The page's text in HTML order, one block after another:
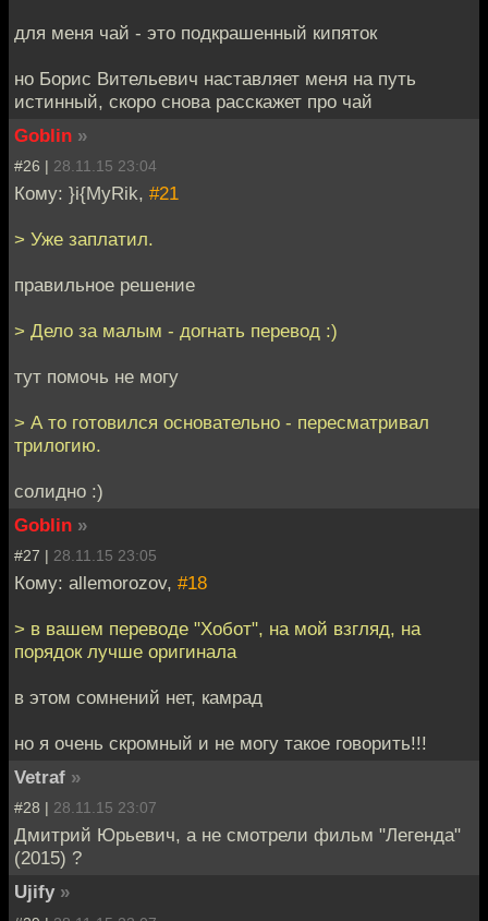
для меня чай - это подкрашенный кипяток
но Борис Вительевич наставляет меня на путь
истинный, скоро снова расскажет про чай
Goblin »
#26 | 28.11.15 23:04
Кому: }i{MyRik, #21
> Уже заплатил.
правильное решение
> Дело за малым - догнать перевод :)
тут помочь не могу
> А то готовился основательно - пересматривал
трилогию.
солидно :)
Goblin »
#27 | 28.11.15 23:05
Кому: allemorozov, #18
> в вашем переводе "Хобот", на мой взгляд, на
порядок лучше оригинала
в этом сомнений нет, камрад
но я очень скромный и не могу такое говорить!!!
Vetraf »
#28 | 28.11.15 23:07
Дмитрий Юрьевич, а не смотрели фильм "Легенда"
(2015) ?
Ujify »